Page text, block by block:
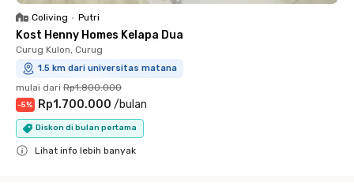
Coliving • Putri
Kost Henny Homes Kelapa Dua
Curug Kulon, Curug
1.5 km dari universitas matana
mulai dari Rp1.800.000
-5% Rp1.700.000 /bulan
Diskon di bulan pertama
Lihat info lebih banyak